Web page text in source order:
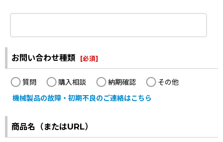
お問い合わせ種類 [必須]
質問 購入相談 納期確認
その他
機械製品の故障・初期不良のご連絡はこちら
商品名（またはURL）